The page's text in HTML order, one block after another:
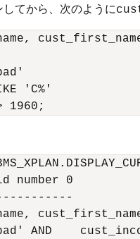
てから、次のように
'C%'
1960;
number 0
AND